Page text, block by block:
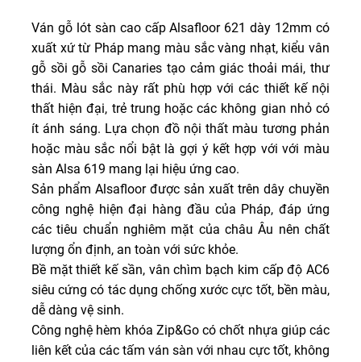
Ván gỗ lót sàn cao cấp Alsafloor 621 dày 12mm có
xuất xứ từ Pháp mang màu sắc vàng nhạt, kiểu vân
gỗ sồi gỗ sồi Canaries tạo cảm giác thoải mái, thư
thái. Màu sắc này rất phù hợp với các thiết kế nội
thất hiện đại, trẻ trung hoặc các không gian nhỏ có
ít ánh sáng. Lựa chọn đồ nội thất màu tương phản
hoặc màu sắc nổi bật là gợi ý kết hợp với với màu
sàn Alsa 619 mang lại hiệu ứng cao.
Sản phẩm Alsafloor được sản xuất trên dây chuyền
công nghệ hiện đại hàng đầu của Pháp, đáp ứng
các tiêu chuẩn nghiêm mặt của châu Âu nên chất
lượng ổn định, an toàn với sức khỏe.
Bề mặt thiết kế sần, vân chìm bạch kim cấp độ AC6
siêu cứng có tác dụng chống xước cực tốt, bền màu,
dễ dàng vệ sinh.
Công nghệ hèm khóa Zip&Go có chốt nhựa giúp các
liên kết của các tấm ván sàn với nhau cực tốt, không